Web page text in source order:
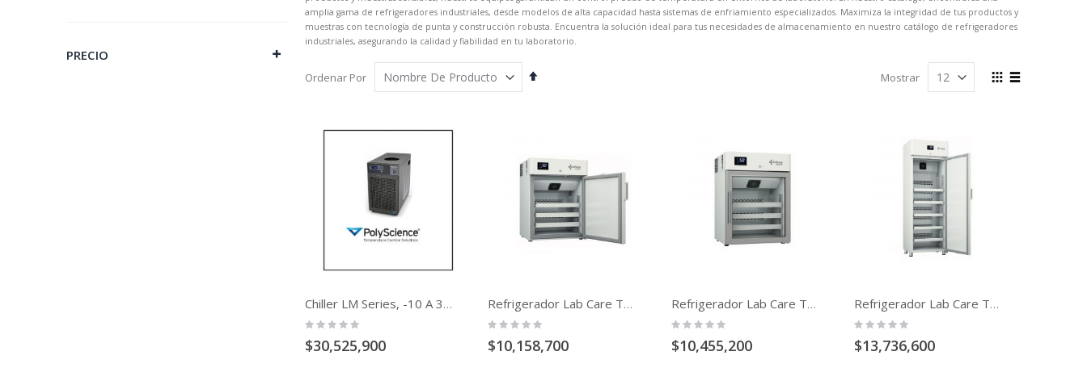
amplia gama de refrigeradores industriales, desde modelos de alta capacidad hasta sistemas de enfriamiento especializados. Maximiza la integridad de tus productos y
muestras con tecnología de punta y construcción robusta. Encuentra la solución ideal para tus necesidades de almacenamiento en nuestro catálogo de refrigeradores
industriales, asegurando la calidad y fiabilidad en tu laboratorio.
Ordenar Por
Fijar
Ver
Mostrar
Chiller LM Series, -10 A 30ºC
Rating:
0%
$30,525,900
Refrigerador Lab Care Temperatura 2 A 8 C De 150 Lt
Rating:
0%
$10,158,700
Refrigerador Lab Care Temperatura 2 A 8 C De 160 Lt Puerta De Vidrio
Rating:
0%
$10,455,200
Refrigerador Lab Care Temperatura 2 A 8 C De 360 Lt
Rating:
0%
$13,736,600
PRECIO